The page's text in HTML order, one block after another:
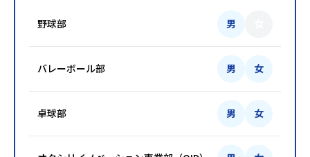
野球部 男
バレーボール部 男 女
卓球部 男 女